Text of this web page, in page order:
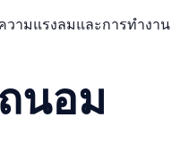
วามแรงลมและการทำงาน
นอม